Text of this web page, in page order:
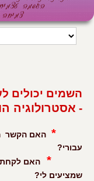
השמים יכולים
- אסטרולוגיה
*האם הקשר
עבורי?
*האם
שמציעים לי?